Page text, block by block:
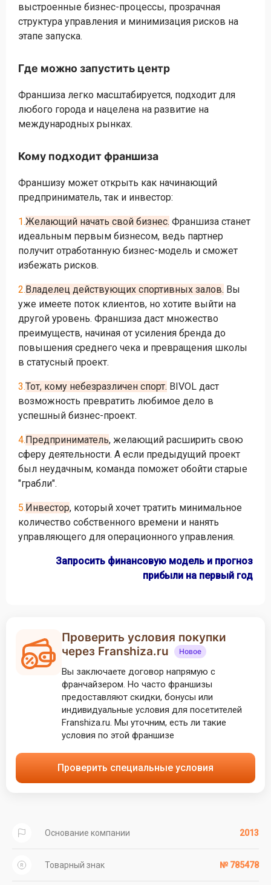
выстроенные бизнес-процессы, прозрачная
структура управления и минимизация рисков на
этапе запуска.
Где можно запустить центр
Франшиза легко масштабируется, подходит для
любого города и нацелена на развитие на
международных рынках.
Кому подходит франшиза
Франшизу может открыть как начинающий
предприниматель, так и инвестор:
1.Желающий начать свой бизнес. Франшиза станет
идеальным первым бизнесом, ведь партнер
получит отработанную бизнес-модель и сможет
избежать рисков.
2.Владелец действующих спортивных залов. Вы
уже имеете поток клиентов, но хотите выйти на
другой уровень. Франшиза даст множество
преимуществ, начиная от усиления бренда до
повышения среднего чека и превращения школы
в статусный проект.
3.Тот, кому небезразличен спорт. BIVOL даст
возможность превратить любимое дело в
успешный бизнес-проект.
4.Предприниматель, желающий расширить свою
сферу деятельности. А если предыдущий проект
был неудачным, команда поможет обойти старые
"грабли".
5.Инвестор, который хочет тратить минимальное
количество собственного времени и нанять
управляющего для операционного управления.
Запросить финансовую модель и прогноз
прибыли на первый год
Проверить условия покупки
через Franshiza.ru
Новое
Вы заключаете договор напрямую с
франчайзером. Но часто франшизы
предоставляют скидки, бонусы или
индивидуальные условия для посетителей
Franshiza.ru. Мы уточним, есть ли такие
условия по этой франшизе
Проверить специальные условия
Основание компании 2013
Товарный знак № 785478